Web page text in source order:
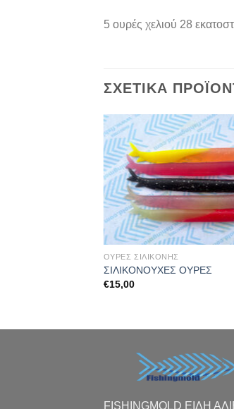
5 ουρές χελιού 28
ΣΧΕΤΙΚΆ
ΟΥΡΕΣ ΣΙΛΙΚΟΝΗΣ
ΣΙΛΙΚΟΝΟΥΧΕΣ ΟΥΡΕΣ
€15,00
FISHINGMOLD ΕΙΔΗ